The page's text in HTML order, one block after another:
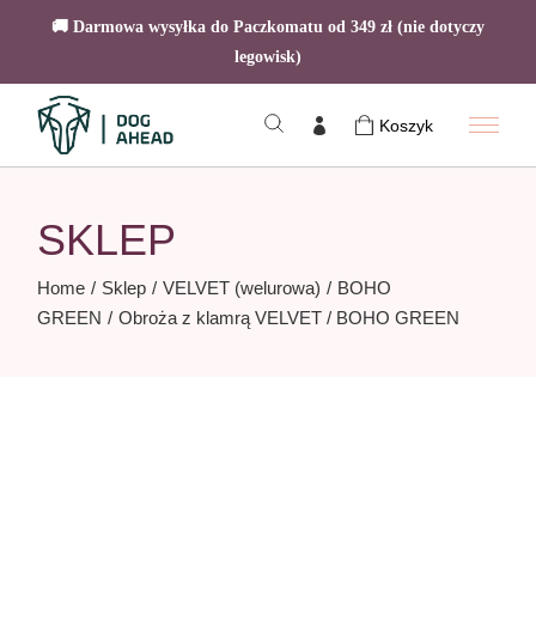
🚚 Darmowa wysyłka do Paczkomatu od 349 zł (nie dotyczy
legowisk)
content
Koszyk
SKLEP
Home Sklep VELVET (welurowa)
BOHO
GREEN
Obroża z klamrą VELVET / BOHO GREEN